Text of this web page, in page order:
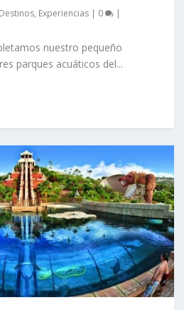
Destinos, Experiencias | 0 |
nuestro pequeño
parques acuáticos del...